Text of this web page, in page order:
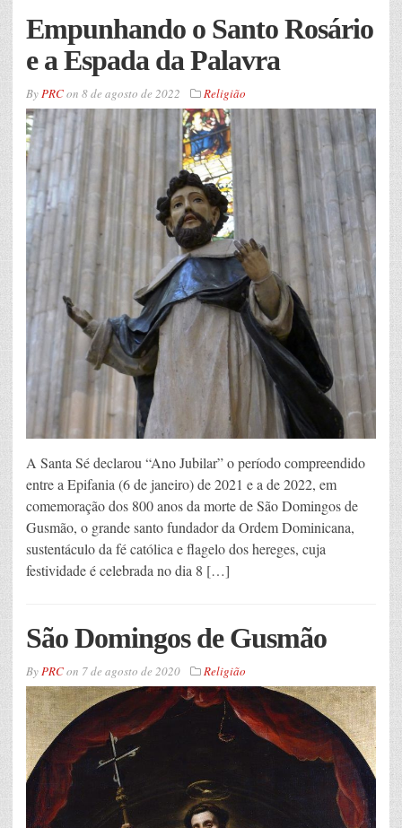
Empunhando o Santo Rosário
e a Espada da Palavra
ByPRCon 8 de agosto de 2022 Religião
A Santa Sé declarou “Ano Jubilar” o período compreendido
entre a Epifania (6 de janeiro) de 2021 e a de 2022, em
comemoração dos 800 anos da morte de São Domingos de
Gusmão, o grande santo fundador da Ordem Dominicana,
sustentáculo da fé católica e flagelo dos hereges, cuja
festividade é celebrada no dia 8 […]
São Domingos de Gusmão
ByPRCon 7 de agosto de 2020 Religião